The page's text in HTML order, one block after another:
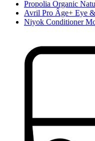
Propolia Organic
Avril Pro Âge+ Eye
Niyok Conditioner